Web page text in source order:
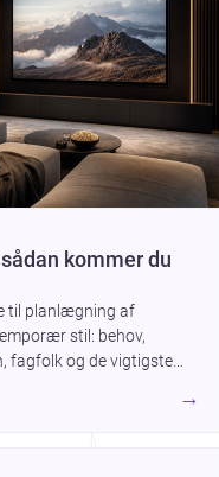
kommer du
til planlægning af
stil: behov,
fagfolk og de vigtigste
→